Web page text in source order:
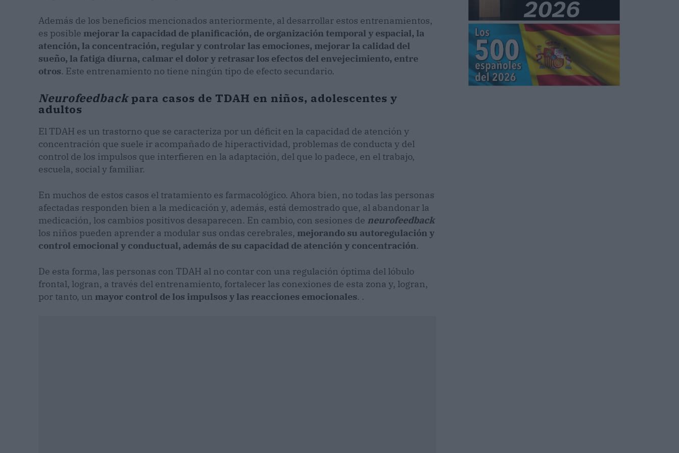
Además de los beneficios mencionados anteriormente, al desarrollar estos entrenamientos,
es posible mejorar la capacidad de planificación, de organización temporal y espacial, la
atención, la concentración, regular y controlar las emociones, mejorar la calidad del
sueño, la fatiga diurna, calmar el dolor y retrasar los efectos del envejecimiento, entre
otros. Este entrenamiento no tiene ningún tipo de efecto secundario.
Neurofeedbackpara casos de TDAH en niños, adolescentes y
adultos
El TDAH es un trastorno que se caracteriza por un déficit en la capacidad de atención y
concentración que suele ir acompañado de hiperactividad, problemas de conducta y del
control de los impulsos que interfieren en la adaptación, del que lo padece, en el trabajo,
escuela, social y familiar.
En muchos de estos casos el tratamiento es farmacológico. Ahora bien, no todas las personas
afectadas responden bien a la medicación y, además, está demostrado que, al abandonar la
medicación, los cambios positivos desaparecen. En cambio, con sesiones de neurofeedback
los niños pueden aprender a modular sus ondas cerebrales, mejorando su autoregulación y
control emocional y conductual, además de su capacidad de atención y concentración.
De esta forma, las personas con TDAH al no contar con una regulación óptima del lóbulo
frontal, logran, a través del entrenamiento, fortalecer las conexiones de esta zona y, logran,
por tanto, un mayor control de los impulsos y las reacciones emocionales. .